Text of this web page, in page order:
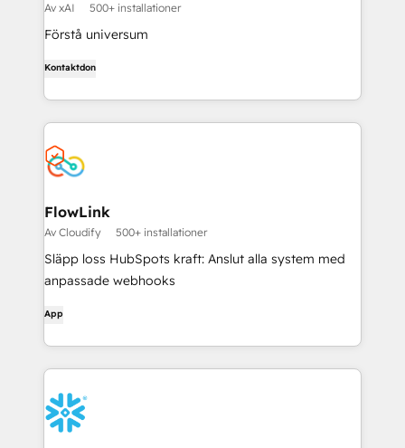
Av xAI 500+ installationer
Förstå universum
Kontaktdon
FlowLink
Av Cloudify 500+ installationer
Släpp loss HubSpots kraft: Anslut alla system med
anpassade webhooks
App